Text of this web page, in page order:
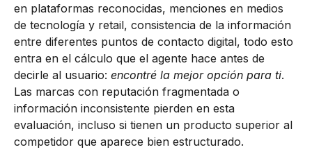
en plataformas reconocidas, menciones en medios
de tecnología y retail, consistencia de la información
entre diferentes puntos de contacto digital, todo esto
entra en el cálculo que el agente hace antes de
decirle al usuario: encontré la mejor opción para ti.
Las marcas con reputación fragmentada o
información inconsistente pierden en esta
evaluación, incluso si tienen un producto superior al
competidor que aparece bien estructurado.